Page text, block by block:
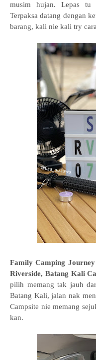
musim hujan. Lepas tu
Terpaksa datang dengan
barang, kali nie kali try
Family Camping
Riverside, Batang Kali
pilih memang tak jauh
Batang Kali, jalan nak
Campsite nie memang
kan.